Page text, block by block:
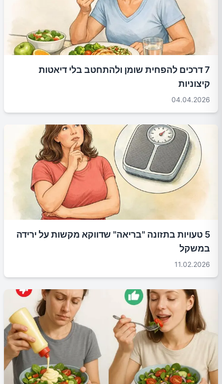
7 דרכים להפחית שומן ולהתחטב בלי דיאטות
קיצוניות
04.04.2026
5 טעויות בתזונה "בריאה" שדווקא מקשות על ירידה
במשקל
11.02.2026